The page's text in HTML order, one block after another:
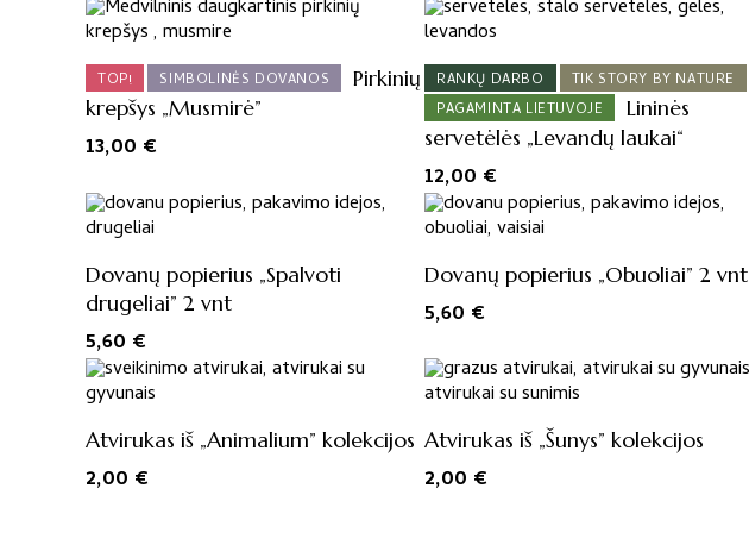
TOP! SIMBOLINĖS DOVANOS
Pirkinių
krepšys „Musmirė”
13,00 €
RANKŲ DARBO
TIK STORY BY NATURE
PAGAMINTA LIETUVOJE
Lininės
servetėlės „Levandų laukai“
12,00 €
Dovanų popierius „Spalvoti
drugeliai” 2 vnt
5,60 €
Dovanų popierius „Obuoliai” 2 vnt
5,60 €
Atvirukas iš „Animalium” kolekcijos
2,00 €
Atvirukas iš „Šunys” kolekcijos
2,00 €